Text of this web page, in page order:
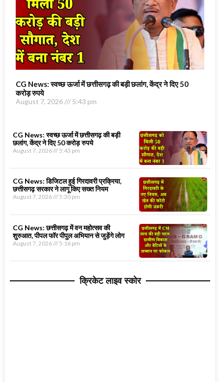
CG News: स्वच्छ ऊर्जा में छत्तीसगढ़ की बड़ी छलांग, केंद्र ने दिए 50
करोड़ रुपये
August 7, 2026 5:43 pm
CG News: स्वच्छ ऊर्जा में छत्तीसगढ़ की बड़ी
छलांग, केंद्र ने दिए 50 करोड़ रुपये
August 7, 2026 5:43 pm
CG News: डिजिटल हुई गिरदावरी प्रक्रिया,
छत्तीसगढ़ सरकार ने लागू किए सख्त नियम
August 7, 2026 5:30 pm
CG News: छत्तीसगढ़ में वन महोत्सव की
शुरुआत, पीपल फॉर पीपुल अभियान से जुड़ेंगे लोग
August 7, 2026 5:16 pm
क्रिकेट लाइव स्कोर